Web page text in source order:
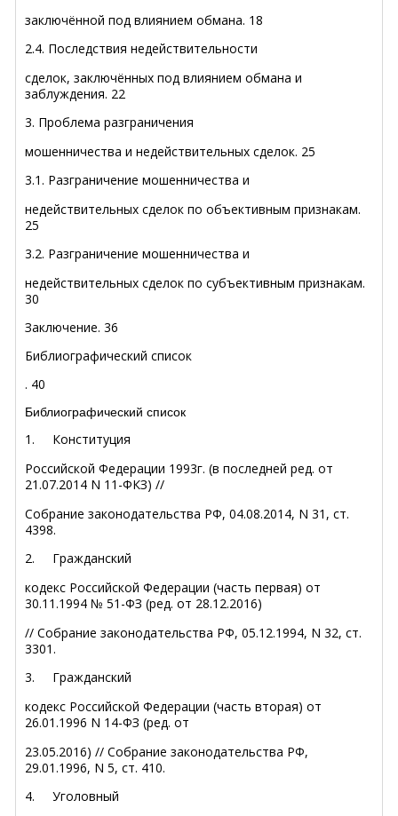
заключённой под влиянием обмана. 18
2.4. Последствия недействительности
сделок, заключённых под влиянием обмана и
заблуждения. 22
3. Проблема разграничения
мошенничества и недействительных сделок. 25
3.1. Разграничение мошенничества и
недействительных сделок по объективным признакам.
25
3.2. Разграничение мошенничества и
недействительных сделок по субъективным признакам.
30
Заключение. 36
Библиографический список
. 40
Библиографический список
1. Конституция
Российской Федерации 1993г. (в последней ред. от
21.07.2014 N 11-ФКЗ) //
Собрание законодательства РФ, 04.08.2014, N 31, ст.
4398.
2. Гражданский
кодекс Российской Федерации (часть первая) от
30.11.1994 № 51-ФЗ (ред. от 28.12.2016)
// Собрание законодательства РФ, 05.12.1994, N 32, ст.
3301.
3. Гражданский
кодекс Российской Федерации (часть вторая) от
26.01.1996 N 14-ФЗ (ред. от
23.05.2016) // Собрание законодательства РФ,
29.01.1996, N 5, ст. 410.
4. Уголовный